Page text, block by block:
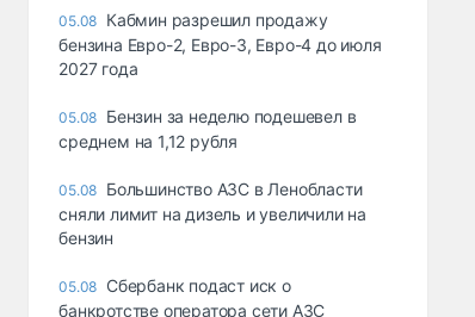
05.08 Кабмин разрешил продажу
бензина Евро-2, Евро-3, Евро-4 до июля
2027 года
05.08 Бензин за неделю подешевел в
среднем на 1,12 рубля
05.08 Большинство АЗС в Ленобласти
сняли лимит на дизель и увеличили на
бензин
05.08 Сбербанк подаст иск о
банкротстве оператора сети АЗС